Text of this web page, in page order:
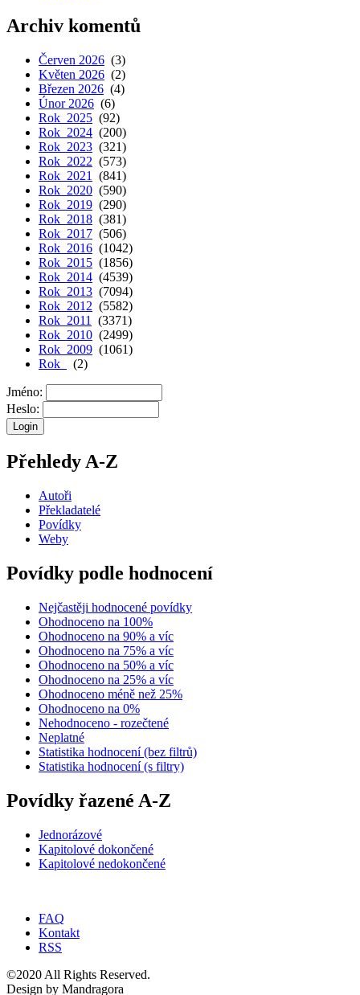
Archiv komentů
Červen 2026 (3)
Květen 2026 (2)
Březen 2026 (4)
Únor 2026 (6)
Rok 2025 (92)
Rok 2024 (200)
Rok 2023 (321)
Rok 2022 (573)
Rok 2021
(841)
Rok 2020 (590)
Rok 2019 (290)
Rok 2018 (381)
Rok 2017 (506)
Rok 2016 (1042)
Rok 2015 (1856)
Rok 2014 (4539)
Rok 2013 (7094)
Rok 2012 (5582)
Rok 2011
(3371)
Rok 2010 (2499)
Rok 2009 (1061)
Rok
(2)
Jméno:
Heslo:
Přehledy A-Z
Autoři
Překladatelé
Povídky
Weby
Povídky podle hodnocení
Nejčastěji hodnocené povídky
Ohodnoceno na 100%
Ohodnoceno na 90% a víc
Ohodnoceno na 75% a víc
Ohodnoceno na 50% a víc
Ohodnoceno na 25% a víc
Ohodnoceno méně než 25%
Ohodnoceno na 0%
Nehodnoceno - rozečtené
Neplatné
Statistika hodnocení (bez filtrů)
Statistika hodnocení (s filtry)
Povídky řazené A-Z
Jednorázové
Kapitolové dokončené
Kapitolové nedokončené
FAQ
Kontakt
RSS
©2020 All Rights Reserved.
Design by Mandragora